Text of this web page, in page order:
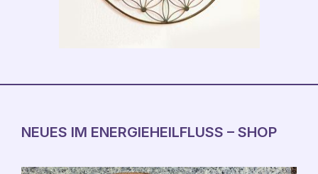
NEUES IM ENERGIEHEILFLUSS – SHOP